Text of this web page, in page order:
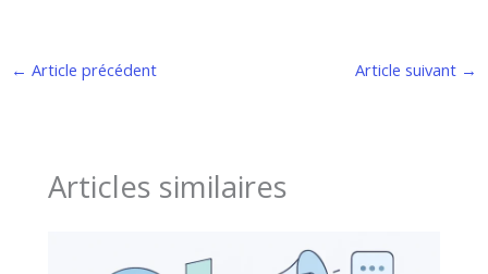
← Article précédent Article suivant →
Articles similaires